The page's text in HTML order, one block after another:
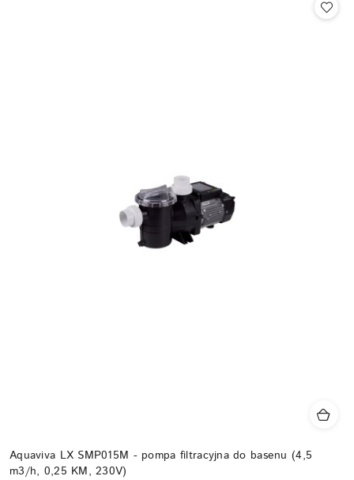
Aquaviva LX SMP015M - pompa filtracyjna do basenu (4,5
m3/h, 0,25 KM, 230V)